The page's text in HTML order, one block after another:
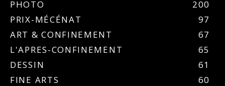
PHOTO
200
PRIX-MÉCÉNAT
97
ART & CONFINEMENT
67
L'APRES-CONFINEMENT
65
DESSIN
61
FINE ARTS
60